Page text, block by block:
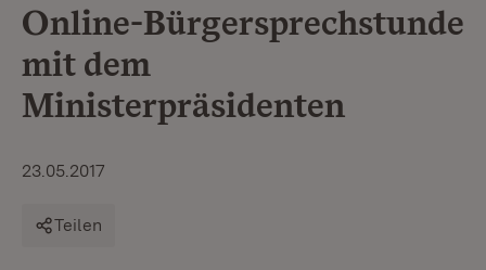
Online-Bürgersprechstunde
mit dem
Ministerpräsidenten
23.05.2017
Teilen